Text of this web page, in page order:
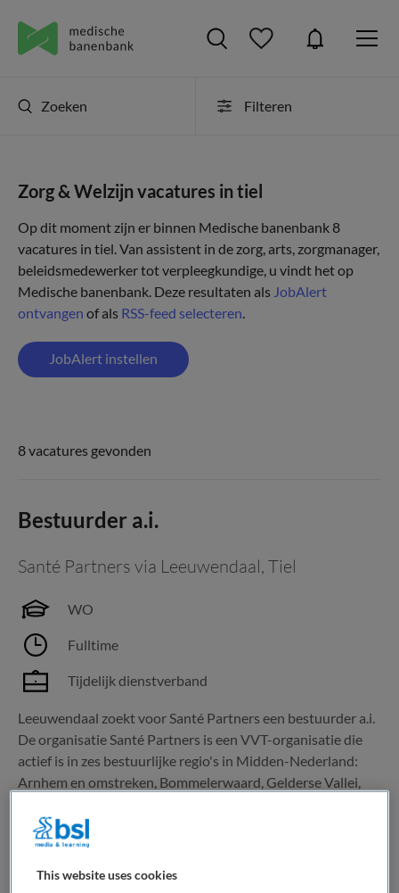
Zoeken Filteren
Zorg & Welzijn vacatures in tiel
Op dit moment zijn er binnen Medische banenbank 8
vacatures in tiel. Van assistent in de zorg, arts, zorgmanager,
beleidsmedewerker tot verpleegkundige, u vindt het op
Medische banenbank. Deze resultaten als JobAlert
ontvangen of als RSS-feed selecteren.
JobAlert instellen
8 vacatures gevonden
Bestuurder a.i.
Santé Partners via Leeuwendaal, Tiel
WO
Fulltime
Tijdelijk dienstverband
Leeuwendaal zoekt voor Santé Partners een bestuurder a.i.
De organisatie Santé Partners is een VVT-organisatie die
actief is in zes bestuurlijke regio's in Midden-Nederland:
Arnhem en omstreken, Bommelerwaard, Gelderse Vallei,
This website uses cookies